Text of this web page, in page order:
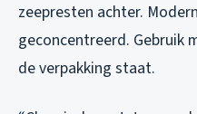
zeepresten achter.
geconcentreerd. Gebruik
de verpakking staat.